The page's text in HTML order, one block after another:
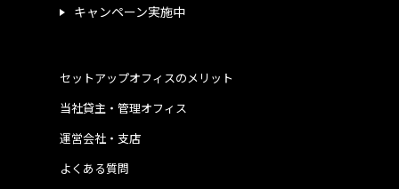
キャンペーン実施中
運営会社・支店
よくある質問
当社貸主・管理オフィス
セットアップオフィスのメリット